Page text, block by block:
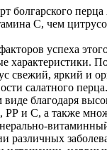
болгарского перца
С, чем
успеха
характеристики.
свежий, яркий и
салатного
благодаря
и С, а также
различных